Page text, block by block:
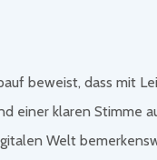
beweist, dass mit
einer klaren Stimme
Welt